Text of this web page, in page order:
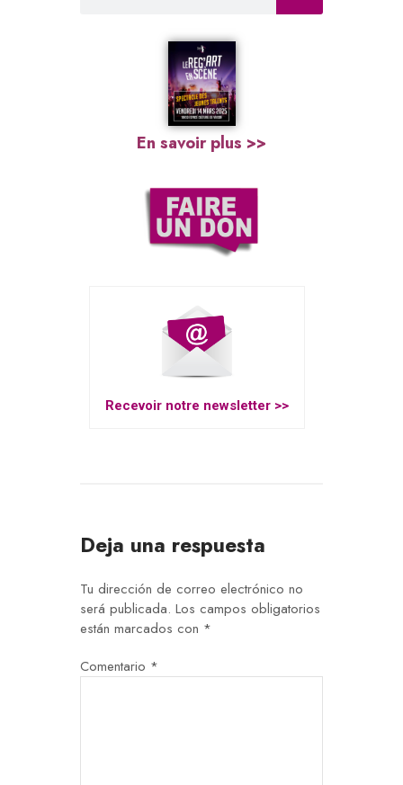
En savoir plus >>
Recevoir notre newsletter >>
Deja una respuesta
Tu dirección de correo electrónico no
será publicada. Los campos obligatorios
están marcados con *
Comentario *